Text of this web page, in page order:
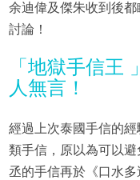
余迪偉及傑朱收到後
討論！
「地獄手信王
人無言！
經過上次泰國手信的
類手信，原以為可以
丞的手信再於《口水